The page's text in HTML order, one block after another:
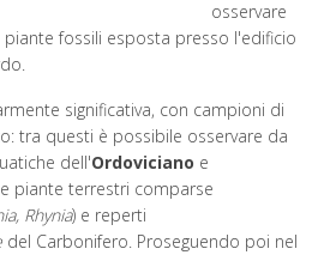
osservare
fossili esposta presso l'edificio
significativa, con campioni di
tra questi è possibile osservare da
dell'Ordoviciano e
piante terrestri comparse
Rhynia) e reperti
del Carbonifero. Proseguendo poi nel